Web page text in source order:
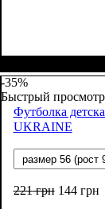
-35%
Быстрый просмотр
Футболка
UKRAINE
221грн 144грн